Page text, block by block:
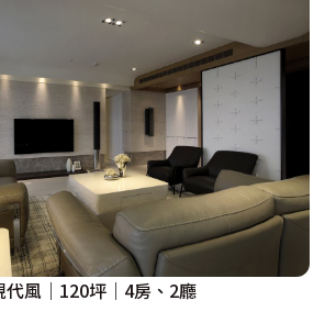
風｜120坪｜4房、2廳